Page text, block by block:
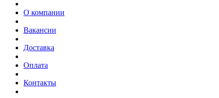
О компании
Вакансии
Доставка
Оплата
Контакты